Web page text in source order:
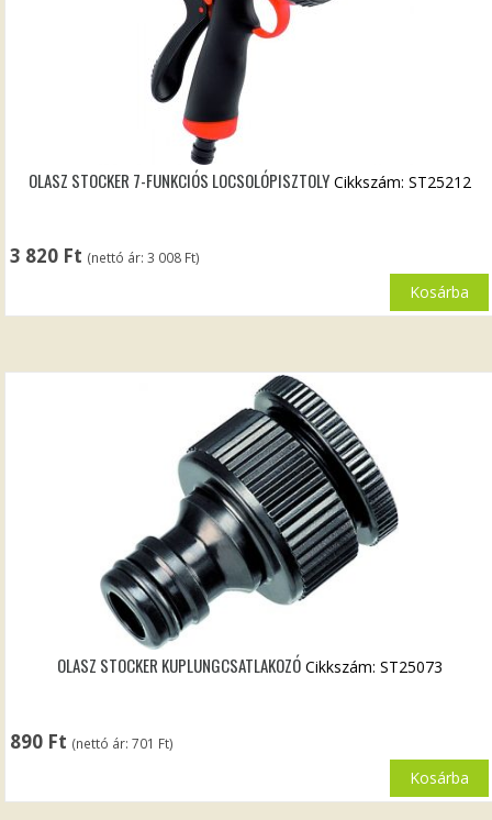
OLASZ STOCKER 7-FUNKCIÓS LOCSOLÓPISZTOLY
3 820 Ft (nettó ár:3 008 Ft)
Cikkszám: ST25212
Kosárba
OLASZ STOCKER KUPLUNGCSATLAKOZÓ
890 Ft (nettó ár:701 Ft)
Cikkszám: ST25073
Kosárba